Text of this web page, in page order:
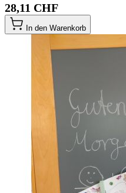
28,11 CHF
In den Warenkorb